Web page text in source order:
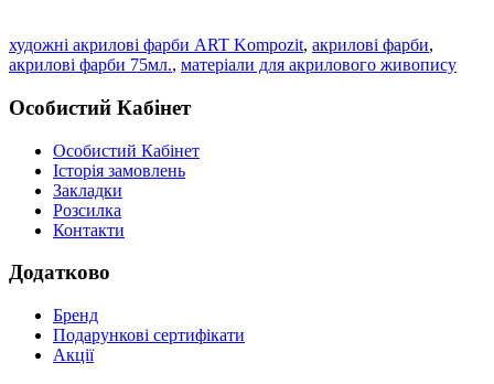
художні акрилові фарби ART Kompozit, акрилові фарби,
акрилові фарби 75мл., матеріали для акрилового живопису
Особистий Кабінет
Особистий Кабінет
Історія замовлень
Закладки
Розсилка
Контакти
Додатково
Бренд
Подарункові сертифікати
Акції